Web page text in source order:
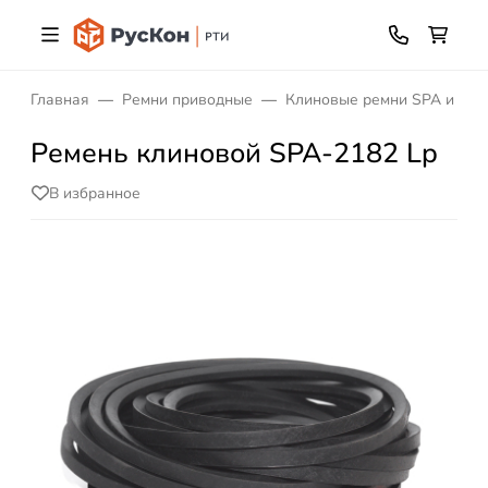
Главная Ремни приводные Клиновые ремни SPA и XPA
Ремень клиновой SPA-2182 Lp
В избранное